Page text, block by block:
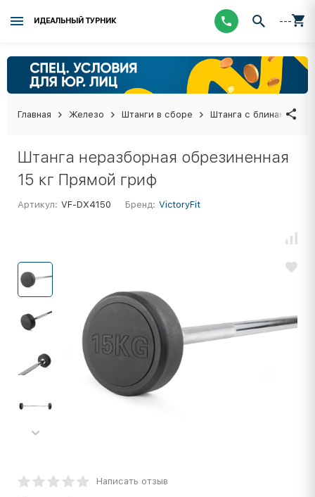
ИДЕАЛЬНЫЙ ТУРНИК ---
Главная Железо Штанги в сборе Штанга с блинами в
Штанга неразборная обрезиненная
15 кг Прямой гриф
Артикул: VF-DX4150 Бренд: VictoryFit
Написать отзыв